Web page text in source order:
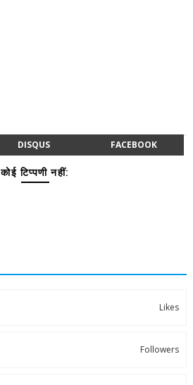
DISQUS FACEBOOK
कोई टिप्पणी नहीं:
Likes
Followers